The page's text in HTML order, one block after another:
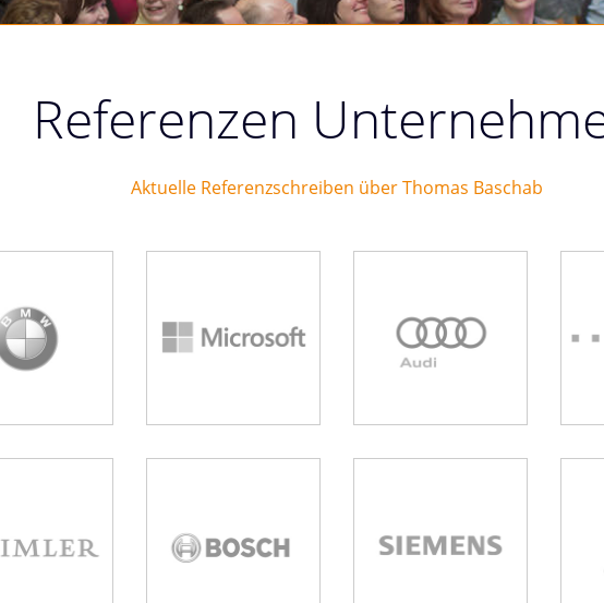
Referenzen
Aktuelle Referenzschreiben über Thomas Baschab
BMW Microsoft Audi